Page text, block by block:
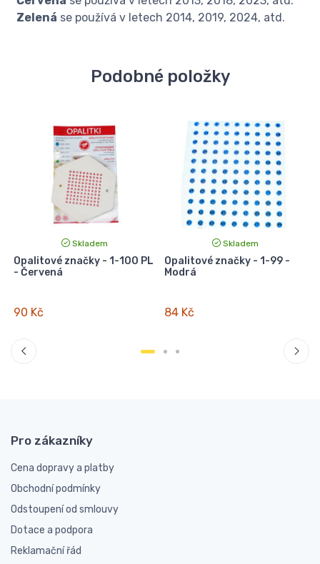
Zelená se používá v letech 2014, 2019, 2024, atd.
Podobné položky
Skladem
Opalitové značky - 1-100 PL
- Červená
90 Kč
Skladem
Opalitové značky - 1-99 -
Modrá
84 Kč
Pro zákazníky
Cena dopravy a platby
Obchodní podmínky
Odstoupení od smlouvy
Dotace a podpora
Reklamační řád